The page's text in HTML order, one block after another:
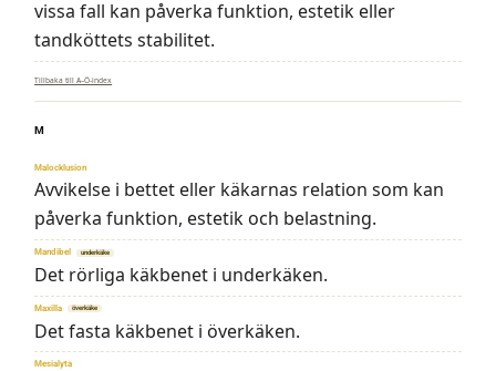
vissa fall kan påverka funktion, estetik eller
tandköttets stabilitet.
Tillbaka till A–Ö-index
M
Malocklusion
Avvikelse i bettet eller käkarnas relation som kan
påverka funktion, estetik och belastning.
Mandibel underkäke
Det rörliga käkbenet i underkäken.
Maxilla överkäke
Det fasta käkbenet i överkäken.
Mesialyta